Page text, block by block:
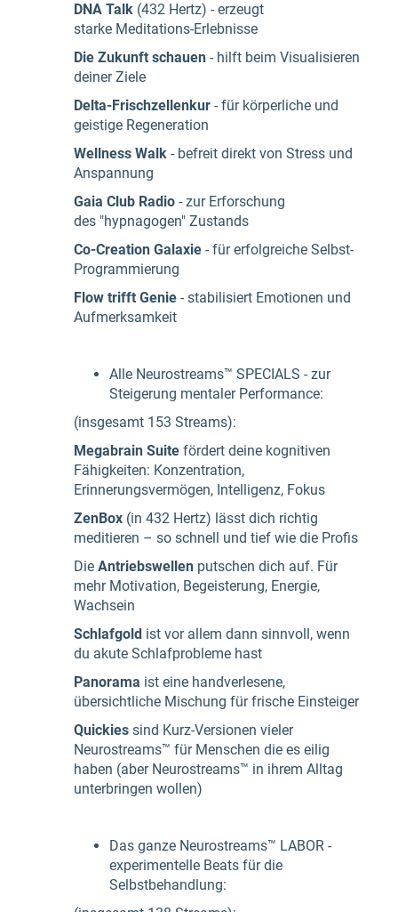
DNA Talk (432 Hertz) - erzeugt
starke Meditations-Erlebnisse
Die Zukunft schauen - hilft beim Visualisieren
deiner Ziele
Delta-Frischzellenkur - für körperliche und
geistige Regeneration
Wellness Walk - befreit direkt von Stress und
Anspannung
Gaia Club Radio - zur Erforschung
des "hypnagogen" Zustands
Co-Creation Galaxie - für erfolgreiche Selbst-
Programmierung
Flow trifft Genie - stabilisiert Emotionen und
Aufmerksamkeit
Alle Neurostreams™ SPECIALS - zur
Steigerung mentaler Performance:
(insgesamt 153 Streams):
Megabrain Suite fördert deine kognitiven
Fähigkeiten: Konzentration,
Erinnerungsvermögen, Intelligenz, Fokus
ZenBox (in 432 Hertz) lässt dich richtig
meditieren – so schnell und tief wie die Profis
Die Antriebswellen putschen dich auf. Für
mehr Motivation, Begeisterung, Energie,
Wachsein
Schlafgold ist vor allem dann sinnvoll, wenn
du akute Schlafprobleme hast
Panorama ist eine handverlesene,
übersichtliche Mischung für frische Einsteiger
Quickies sind Kurz-Versionen vieler
Neurostreams™ für Menschen die es eilig
haben (aber Neurostreams™ in ihrem Alltag
unterbringen wollen)
Das ganze Neurostreams™ LABOR -
experimentelle Beats für die
Selbstbehandlung: